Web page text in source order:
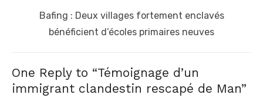
Bafing : Deux villages fortement enclavés
bénéficient d’écoles primaires neuves
One Reply to “Témoignage d’un
immigrant clandestin rescapé de Man”